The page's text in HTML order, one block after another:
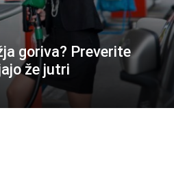
goriva? Preverite
že jutri